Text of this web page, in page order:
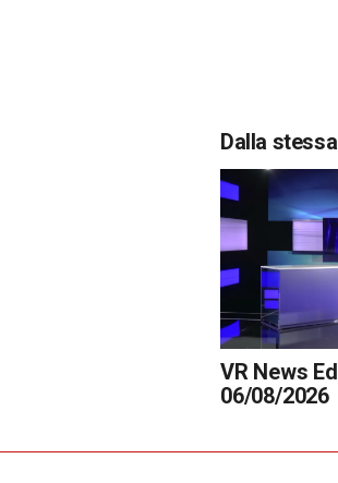
Dalla
VR News
06/08/2026